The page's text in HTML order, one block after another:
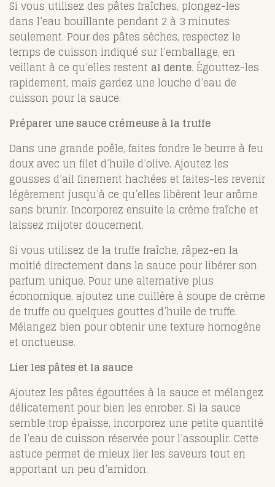
Si vous utilisez des pâtes fraîches, plongez-les
dans l’eau bouillante pendant 2 à 3 minutes
seulement. Pour des pâtes sèches, respectez le
temps de cuisson indiqué sur l’emballage, en
veillant à ce qu’elles restent al dente. Égouttez-les
rapidement, mais gardez une louche d’eau de
cuisson pour la sauce.
Préparer une sauce crémeuse à la truffe
Dans une grande poêle, faites fondre le beurre à feu
doux avec un filet d’huile d’olive. Ajoutez les
gousses d’ail finement hachées et faites-les revenir
légèrement jusqu’à ce qu’elles libèrent leur arôme
sans brunir. Incorporez ensuite la crème fraîche et
laissez mijoter doucement.
Si vous utilisez de la truffe fraîche, râpez-en la
moitié directement dans la sauce pour libérer son
parfum unique. Pour une alternative plus
économique, ajoutez une cuillère à soupe de crème
de truffe ou quelques gouttes d’huile de truffe.
Mélangez bien pour obtenir une texture homogène
et onctueuse.
Lier les pâtes et la sauce
Ajoutez les pâtes égouttées à la sauce et mélangez
délicatement pour bien les enrober. Si la sauce
semble trop épaisse, incorporez une petite quantité
de l’eau de cuisson réservée pour l’assouplir. Cette
astuce permet de mieux lier les saveurs tout en
apportant un peu d’amidon.